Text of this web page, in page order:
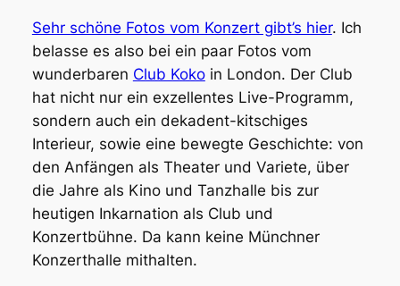
Sehr schöne Fotos vom Konzert gibt’s hier. Ich
belasse es also bei ein paar Fotos vom
wunderbaren Club Kokoin London. Der Club
hat nicht nur ein exzellentes Live-Programm,
sondern auch ein dekadent-kitschiges
Interieur, sowie eine bewegte Geschichte: von
den Anfängen als Theater und Variete, über
die Jahre als Kino und Tanzhalle bis zur
heutigen Inkarnation als Club und
Konzertbühne. Da kann keine Münchner
Konzerthalle mithalten.